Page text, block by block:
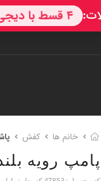
خانم ها کفش
پامپ رویه